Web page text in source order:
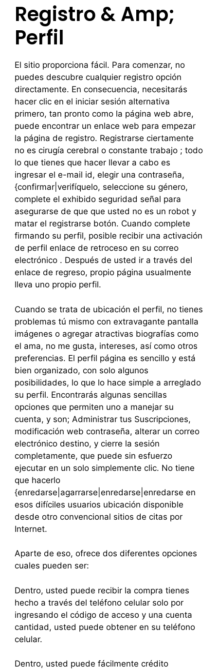
Registro & Amp;
Perfil
El sitio proporciona fácil. Para comenzar, no
puedes descubre cualquier registro opción
directamente. En consecuencia, necesitarás
hacer clic en el iniciar sesión alternativa
primero, tan pronto como la página web abre,
puede encontrar un enlace web para empezar
la página de registro. Registrarse ciertamente
no es cirugía cerebral o constante trabajo ; todo
lo que tienes que hacer llevar a cabo es
ingresar el e-mail id, elegir una contraseña,
{confirmar|verifíquelo, seleccione su género,
complete el exhibido seguridad señal para
asegurarse de que que usted no es un robot y
matar el registrarse botón. Cuando complete
firmando su perfil, posible recibir una activación
de perfil enlace de retroceso en su correo
electrónico . Después de usted ir a través del
enlace de regreso, propio página usualmente
lleva uno propio perfil.
Cuando se trata de ubicación el perfil, no tienes
problemas tú mismo con extravagante pantalla
imágenes o agregar atractivas biografías como
el ama, no me gusta, intereses, así como otros
preferencias. El perfil página es sencillo y está
bien organizado, con solo algunos
posibilidades, lo que lo hace simple a arreglado
su perfil. Encontrarás algunas sencillas
opciones que permiten uno a manejar su
cuenta, y son; Administrar tus Suscripciones,
modificación web contraseña, alterar un correo
electrónico destino, y cierre la sesión
completamente, que puede sin esfuerzo
ejecutar en un solo simplemente clic. No tiene
que hacerlo
{enredarse|agarrarse|enredarse|enredarse en
esos difíciles usuarios ubicación disponible
desde otro convencional sitios de citas por
Internet.
Aparte de eso, ofrece dos diferentes opciones
cuales pueden ser:
Dentro, usted puede recibir la compra tienes
hecho a través del teléfono celular solo por
ingresando el código de acceso y una cuenta
cantidad, usted puede obtener en su teléfono
celular.
Dentro, usted puede fácilmente crédito